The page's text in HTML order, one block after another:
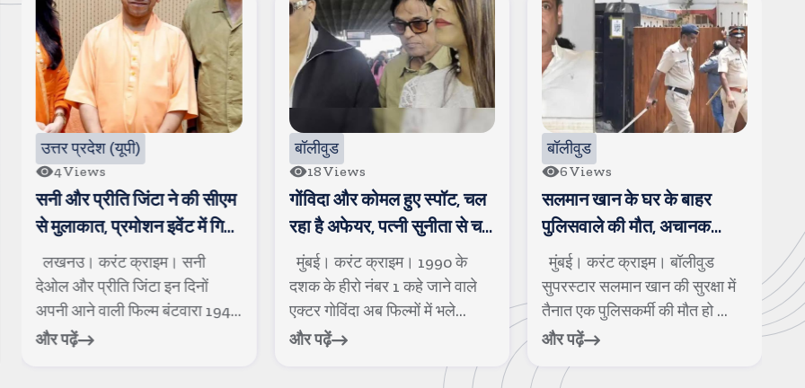
उत्तर प्रदेश (यूपी)
4Views
सनी और प्रीति जिंटा ने की सीएम
से मुलाकात, प्रमोशन इवेंट में गिर
जाने से एक व्यक्ति घायल
लखनउ। करंट क्राइम। सनी
देओल और प्रीति जिंटा इन दिनों
अपनी आने वाली फिल्म बंटवारा 1947
को लेकर...
और पढ़ें
बॉलीवुड
18Views
गोंविदा और कोमल हुए स्पॉट, चल
रहा है अफेयर, पत्नी सुनीता से चल
रही है खटपट
मुंबई। करंट क्राइम। 1990 के
दशक के हीरो नंबर 1 कहे जाने वाले
एक्टर गोविंदा अब फिल्मों में भले...
और पढ़ें
बॉलीवुड
6Views
सलमान खान के घर के बाहर
पुलिसवाले की मौत, अचानक
बीमार पडकर गिर पडे
मुंबई। करंट क्राइम। बॉलीवुड
सुपरस्टार सलमान खान की सुरक्षा में
तैनात एक पुलिसकर्मी की मौत हो ...
और पढ़ें